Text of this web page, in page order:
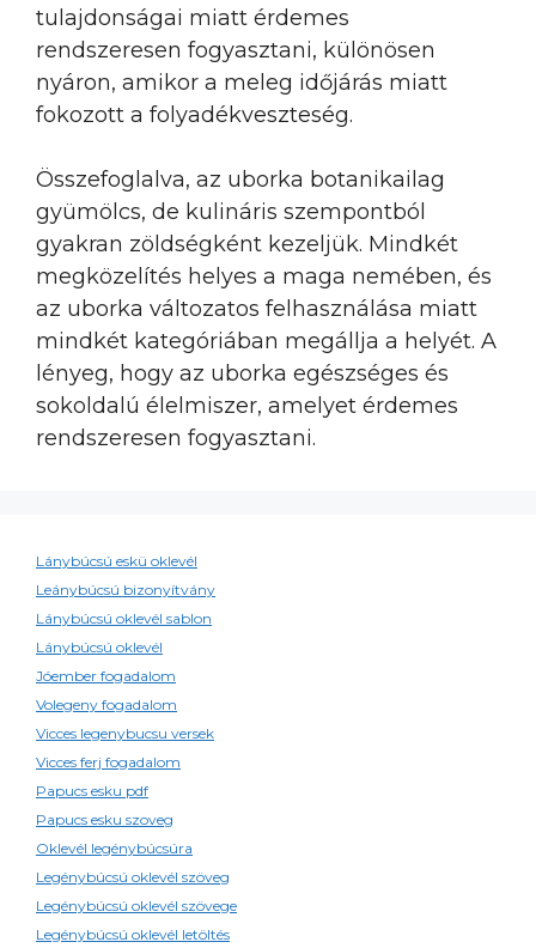
tulajdonságai miatt érdemes
rendszeresen fogyasztani, különösen
nyáron, amikor a meleg időjárás miatt
fokozott a folyadékveszteség.
Összefoglalva, az uborka botanikailag
gyümölcs, de kulináris szempontból
gyakran zöldségként kezeljük. Mindkét
megközelítés helyes a maga nemében, és
az uborka változatos felhasználása miatt
mindkét kategóriában megállja a helyét. A
lényeg, hogy az uborka egészséges és
sokoldalú élelmiszer, amelyet érdemes
rendszeresen fogyasztani.
Lánybúcsú eskü oklevél
Leánybúcsú bizonyítvány
Lánybúcsú oklevél sablon
Lánybúcsú oklevél
Jóember fogadalom
Volegeny fogadalom
Vicces legenybucsu versek
Vicces ferj fogadalom
Papucs esku pdf
Papucs esku szoveg
Oklevél legénybúcsúra
Legénybúcsú oklevél szöveg
Legénybúcsú oklevél szövege
Legénybúcsú oklevél letöltés